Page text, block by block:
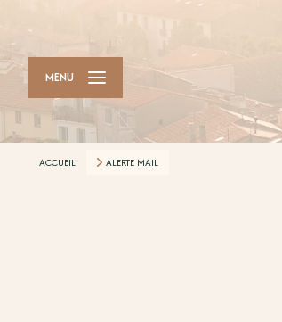
MENU
ACCUEIL ALERTE MAIL